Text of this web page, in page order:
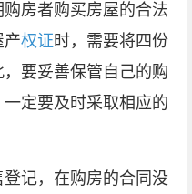
房者购买房屋的合法
产权证时，需要将四份
要妥善保管自己的购
定要及时采取相应的
记， 在购房的合同没